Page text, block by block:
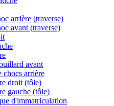
arrière (traverse)
avant (traverse)
avant
chocs arrière
droit (tôle)
gauche (tôle)
d'immatriculation